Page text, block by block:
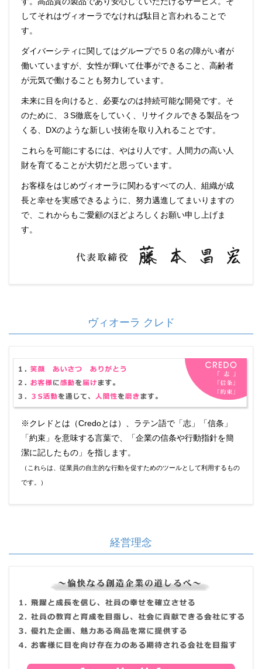
してそれはヴィオーラでなければ駄目と言われることで
す。
ダイバーシティに関してはグループで５０名の障がい者が
働いていますが、女性が輝いて仕事ができること、高齢者
が元気で働けることも努力しています。
未来に目を向けると、必要なのは持続可能な開発です。そ
のために、３S徹底をしていく、リサイクルできる製品をつ
くる、DXのような新しい技術を取り入れることです。
これらを可能にするには、やはり人です。人間力の高い人
財を育てることが大切だと思っています。
お客様をはじめヴィオーラに関わるすべての人、組織が成
長と幸せを実感できるように、努力邁進してまいりますの
で、これからもご愛顧のほどよろしくお願い申し上げま
す。
ヴィオーラ クレド
※クレドとは（Credoとは）、ラテン語で「志」「信条」
「約束」を意味する言葉で、「企業の信条や行動指針を簡
潔に記したもの」を指します。
（これらは、従業員の自主的な行動を促すためのツールとして利用するもの
です。）
経営理念